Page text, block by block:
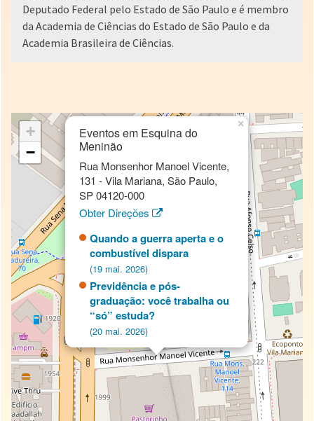
Deputado Federal pelo Estado de São Paulo e é membro
da Academia de Ciências do Estado de São Paulo e da
Academia Brasileira de Ciências.
Eventos em Esquina do
Meninão
Rua Monsenhor Manoel Vicente,
131 - Vila Mariana, São Paulo,
SP 04120-000
Obter Direções
Quando a guerra aperta e o
combustível dispara
(19 mai. 2026)
Previdência e pós-
graduação: você trabalha ou
“só” estuda?
(20 mai. 2026)
×
+
−